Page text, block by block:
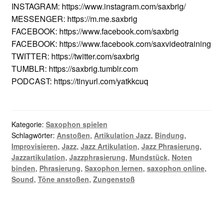
INSTAGRAM: https://www.instagram.com/saxbrig/
MESSENGER: https://m.me.saxbrig
FACEBOOK: https://www.facebook.com/saxbrig
FACEBOOK: https://www.facebook.com/saxvideotraining
TWITTER: https://twitter.com/saxbrig
TUMBLR: https://saxbrig.tumblr.com
PODCAST: https://tinyurl.com/yatkkcuq
Kategorie: Saxophon spielen
Schlagwörter: Anstoßen, Artikulation Jazz, Bindung,
Improvisieren, Jazz, Jazz Artikulation, Jazz Phrasierung,
Jazzartikulation, Jazzphrasierung, Mundstück, Noten
binden, Phrasierung, Saxophon lernen, saxophon online,
Sound, Töne anstoßen, Zungenstoß